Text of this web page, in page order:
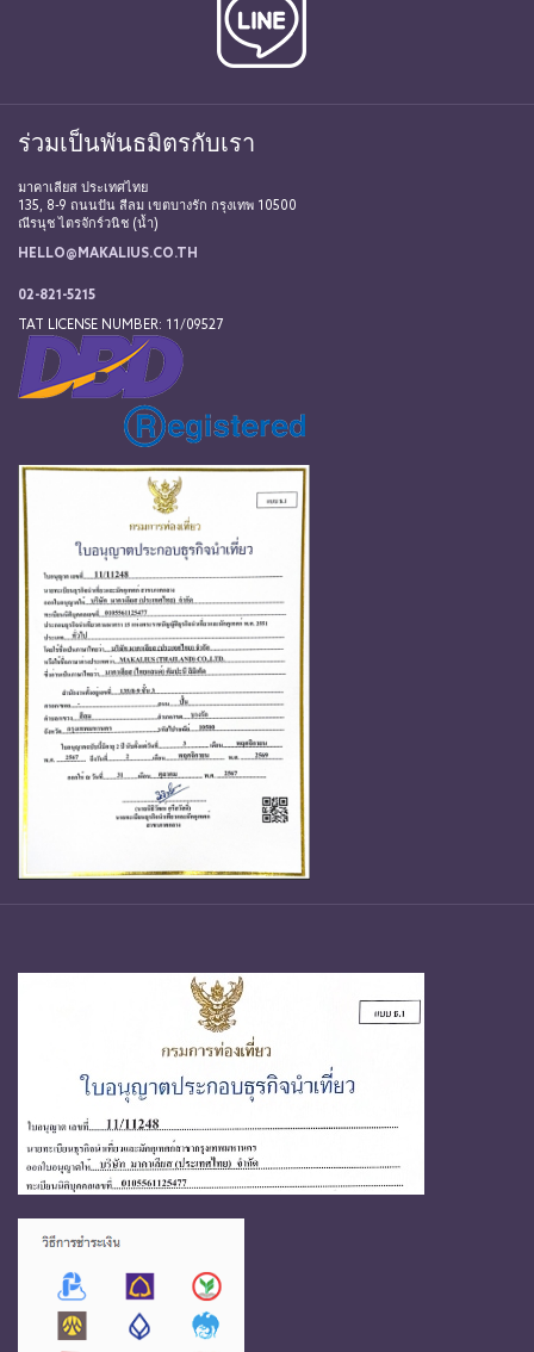
ร่วมเป็นพันธมิตรกับเรา
มาคาเลียส ประเทศไทย
135, 8-9 ถนนปัน สีลม เขตบางรัก กรุงเทพ 10500
ณีรนุช ไตรจักร์วนิช (น้ำ)
HELLO@MAKALIUS.CO.TH
02-821-5215
TAT LICENSE NUMBER: 11/09527